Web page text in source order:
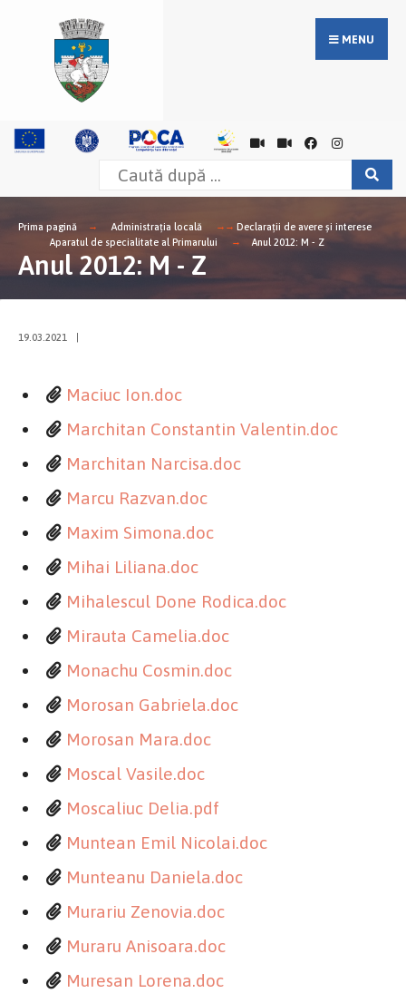
MENU
Prima pagină Administrația locală
Declarații de avere și interese
Aparatul de specialitate al Primarului
Anul 2012: M - Z
Anul 2012: M - Z
19.03.2021
Maciuc Ion.doc
Marchitan Constantin Valentin.doc
Marchitan Narcisa.doc
Marcu Razvan.doc
Maxim Simona.doc
Mihai Liliana.doc
Mihalescul Done Rodica.doc
Mirauta Camelia.doc
Monachu Cosmin.doc
Morosan Gabriela.doc
Morosan Mara.doc
Moscal Vasile.doc
Moscaliuc Delia.pdf
Muntean Emil Nicolai.doc
Munteanu Daniela.doc
Murariu Zenovia.doc
Muraru Anisoara.doc
Muresan Lorena.doc